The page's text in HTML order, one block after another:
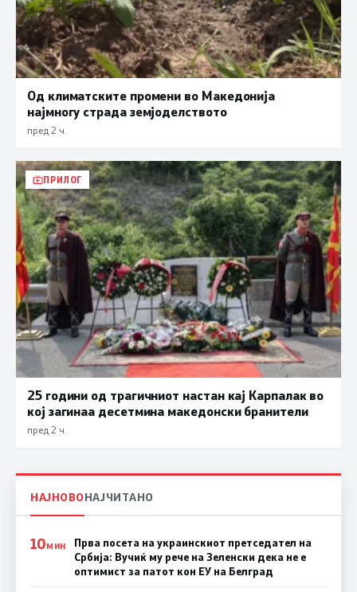
Од климатските промени во Македонија
најмногу страда земјоделството
пред 2 ч.
ПРИЛОГ
25 години од трагичниот настан кај Карпалак во
кој загинаа десетмина македонски бранители
пред 2 ч.
НАЈНОВОНАЈЧИТАНО
10МИН
Прва посета на украинскиот претседател на
Србија: Вучиќ му рече на Зеленски дека не е
оптимист за патот кон ЕУ на Белград